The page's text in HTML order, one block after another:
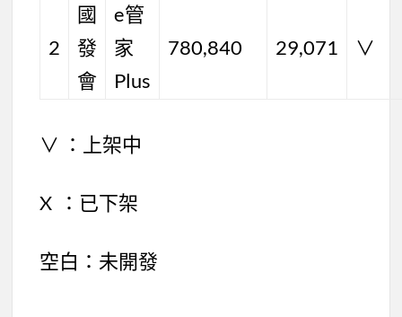
2
國
發
會
e管
家
Plus
780,840 29,071 ∨
∨ ：上架中
X ：已下架
空白：未開發